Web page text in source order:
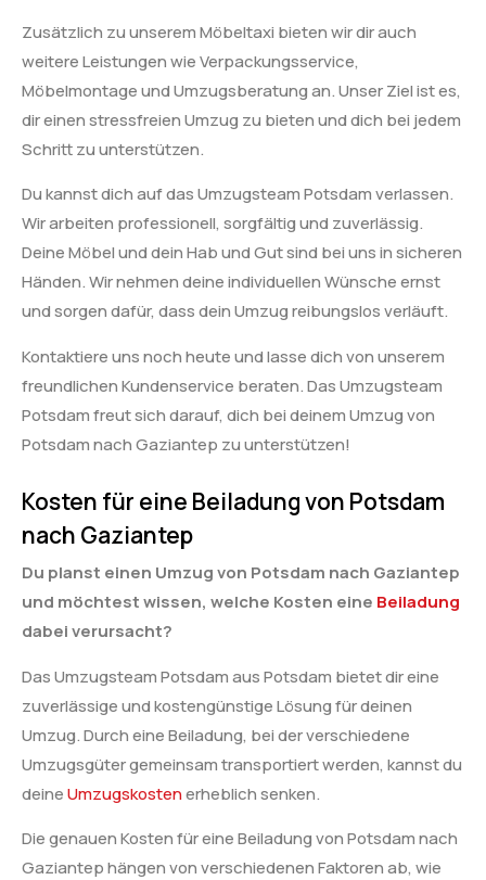
Zusätzlich zu unserem Möbeltaxi bieten wir dir auch
weitere Leistungen wie Verpackungsservice,
Möbelmontage und Umzugsberatung an. Unser Ziel ist es,
dir einen stressfreien Umzug zu bieten und dich bei jedem
Schritt zu unterstützen.
Du kannst dich auf das Umzugsteam Potsdam verlassen.
Wir arbeiten professionell, sorgfältig und zuverlässig.
Deine Möbel und dein Hab und Gut sind bei uns in sicheren
Händen. Wir nehmen deine individuellen Wünsche ernst
und sorgen dafür, dass dein Umzug reibungslos verläuft.
Kontaktiere uns noch heute und lasse dich von unserem
freundlichen Kundenservice beraten. Das Umzugsteam
Potsdam freut sich darauf, dich bei deinem Umzug von
Potsdam nach Gaziantep zu unterstützen!
Kosten für eine Beiladung von Potsdam
nach Gaziantep
Du planst einen Umzug von Potsdam nach Gaziantep
und möchtest wissen, welche Kosten eine Beiladung
dabei verursacht?
Das Umzugsteam Potsdam aus Potsdam bietet dir eine
zuverlässige und kostengünstige Lösung für deinen
Umzug. Durch eine Beiladung, bei der verschiedene
Umzugsgüter gemeinsam transportiert werden, kannst du
deineUmzugskostenerheblich senken.
Die genauen Kosten für eine Beiladung von Potsdam nach
Gaziantep hängen von verschiedenen Faktoren ab, wie